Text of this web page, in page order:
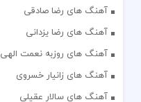
آهنگ های رضا صادقی
آهنگ های رضا یزدانی
آهنگ های روزبه نعمت الهی
آهنگ های زانیار خسروی
آهنگ های سالار عقیلی